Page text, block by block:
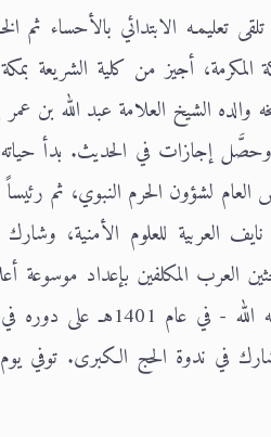
حائل في شمال السعودية عام 1360 هـ 1941 م، تلقى تعليمـه
إجازات في الحديث. بدأ حياته
لشؤون الحرم النبوي، ثم رئيساً
نايف العربية للعلوم الأمنية،
المكلفين بإعداد موسوعة
وحصل على شهادة تقدير من الملك خالد بن